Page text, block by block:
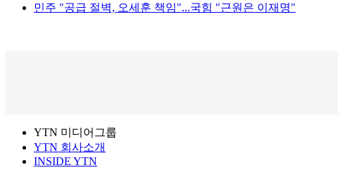
민주 "공급 절벽, 오세훈 책임"...국힘 "근원은 이재명"
YTN 미디어그룹
YTN 회사소개
INSIDE YTN